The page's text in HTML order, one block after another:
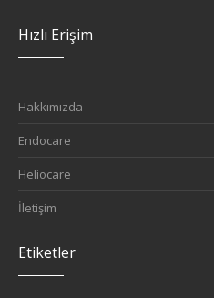
Hızlı Erişim
Hakkımızda
Endocare
Heliocare
İletişim
Etiketler